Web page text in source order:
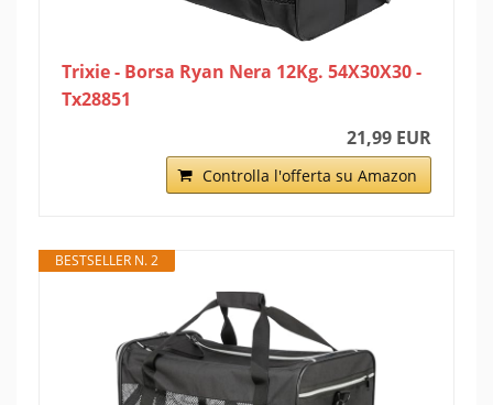
Trixie - Borsa Ryan Nera 12Kg. 54X30X30 -
Tx28851
21,99 EUR
Controlla l'offerta su Amazon
BESTSELLER N. 2